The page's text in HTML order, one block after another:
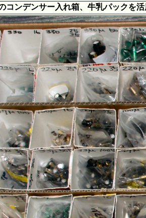
コンデンサー入れ箱、牛乳パックを活